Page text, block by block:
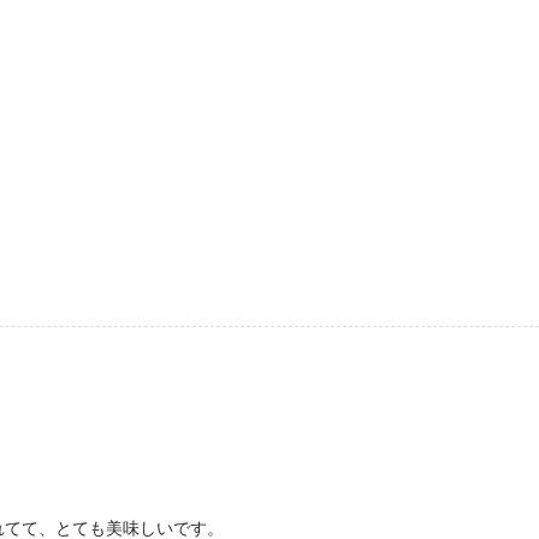
て、とても美味しいです。